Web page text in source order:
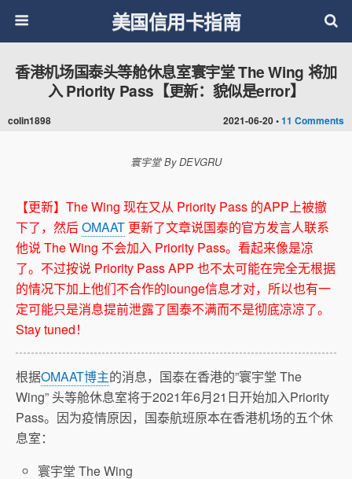
美国信用卡指南
2021-06-20 •11 Comments
香港机场国泰头等舱休息室寰宇堂 The Wing 将加
入 Priority Pass【更新：貌似是error】
colin1898
寰宇堂 By DEVGRU
【更新】The Wing 现在又从 Priority Pass 的APP上被撤
下了，然后OMAAT 更新了文章说国泰的官方发言人联系
他说 The Wing 不会加入 Priority Pass。看起来像是凉
了。不过按说 Priority Pass APP 也不太可能在完全无根据
的情况下加上他们不合作的lounge信息才对，所以也有一
定可能只是消息提前泄露了国泰不满而不是彻底凉凉了。
Stay tuned！
根据OMAAT博主的消息，国泰在香港的”寰宇堂 The
Wing” 头等舱休息室将于2021年6月21日开始加入Priority
Pass。因为疫情原因，国泰航班原本在香港机场的五个休
息室：
寰宇堂 The Wing